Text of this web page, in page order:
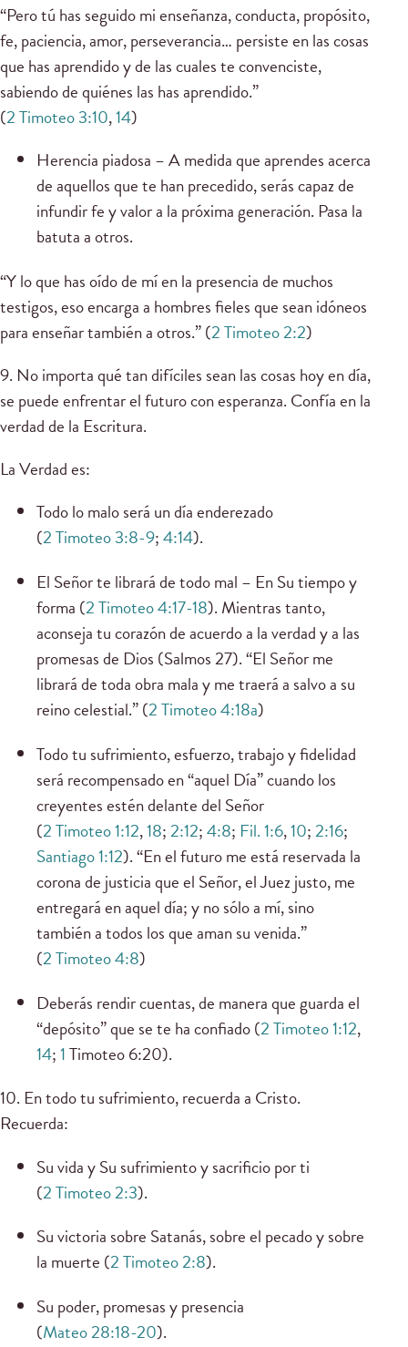
“Pero tú has seguido mi enseñanza, conducta, propósito,
fe, paciencia, amor, perseverancia… persiste en las cosas
que has aprendido y de las cuales te convenciste,
sabiendo de quiénes las has aprendido.”
(2 Timoteo 3:10,14)
Herencia piadosa – A medida que aprendes acerca
de aquellos que te han precedido, serás capaz de
infundir fe y valor a la próxima generación. Pasa la
batuta a otros.
“Y lo que has oído de mí en la presencia de muchos
testigos, eso encarga a hombres fieles que sean idóneos
para enseñar también a otros.” (2 Timoteo 2:2)
9. No importa qué tan difíciles sean las cosas hoy en día,
se puede enfrentar el futuro con esperanza. Confía en la
verdad de la Escritura.
La Verdad es:
Todo lo malo será un día enderezado
(2 Timoteo 3:8-9;4:14).
El Señor te librará de todo mal – En Su tiempo y
forma (2 Timoteo 4:17-18). Mientras tanto,
aconseja tu corazón de acuerdo a la verdad y a las
promesas de Dios (Salmos 27). “El Señor me
librará de toda obra mala y me traerá a salvo a su
reino celestial.” (2 Timoteo 4:18a)
Todo tu sufrimiento, esfuerzo, trabajo y fidelidad
será recompensado en “aquel Día” cuando los
creyentes estén delante del Señor
(2 Timoteo 1:12,18;2:12;4:8; Fil. 1:6,10;2:16;
Santiago 1:12). “En el futuro me está reservada la
corona de justicia que el Señor, el Juez justo, me
entregará en aquel día; y no sólo a mí, sino
también a todos los que aman su venida.”
(2 Timoteo 4:8)
Deberás rendir cuentas, de manera que guarda el
“depósito” que se te ha confiado (2 Timoteo 1:12,
14;1Timoteo 6:20).
10. En todo tu sufrimiento, recuerda a Cristo.
Recuerda:
Su vida y Su sufrimiento y sacrificio por ti
(2 Timoteo 2:3).
Su victoria sobre Satanás, sobre el pecado y sobre
la muerte (2 Timoteo 2:8).
Su poder, promesas y presencia
(Mateo 28:18-20).